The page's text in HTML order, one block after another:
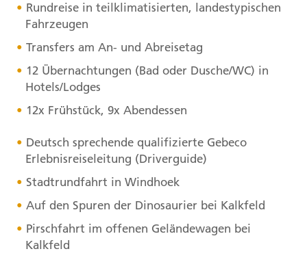
Rundreise in teilklimatisierten, landestypischen
Fahrzeugen
Transfers am An- und Abreisetag
12 Übernachtungen (Bad oder Dusche/WC) in
Hotels/Lodges
12x Frühstück, 9x Abendessen
Deutsch sprechende qualifizierte Gebeco
Erlebnisreiseleitung (Driverguide)
Stadtrundfahrt in Windhoek
Auf den Spuren der Dinosaurier bei Kalkfeld
Pirschfahrt im offenen Geländewagen bei
Kalkfeld